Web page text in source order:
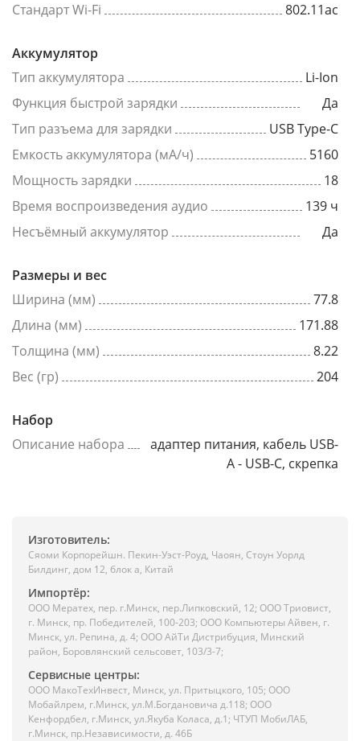
Стандарт Wi-Fi
802.11ac
Аккумулятор
Тип аккумулятора
Li-Ion
Функция быстрой зарядки
Да
Тип разъема для зарядки
USB Type-C
Емкость аккумулятора (мА/ч)
5160
Мощность зарядки
18
Время воспроизведения аудио
139 ч
Несъёмный аккумулятор
Да
Размеры и вес
Ширина (мм)
77.8
Длина (мм)
171.88
Толщина (мм)
8.22
Вес (гр)
204
Набор
Описание набора
адаптер питания, кабель USB-
A - USB-C, скрепка
Изготовитель:
Сяоми Корпорейшн. Пекин-Уэст-Роуд, Чаоян, Стоун Уорлд
Билдинг, дом 12, блок а, Китай
Импортёр:
ООО Мератех, пер. г.Минск, пер.Липковский, 12; ООО Триовист,
г. Минск, пр. Победителей, 100-203; ООО Компьютеры Айвен, г.
Минск, ул. Репина, д. 4; ООО АйТи Дистрибуция, Минский
район, Боровлянский сельсовет, 103/3-7;
Сервисные центры:
ООО МакоТехИнвест, Минск, ул. Притыцкого, 105; ООО
Мобайлрем, г.Минск, ул.М.Богдановича д.118; ООО
Кенфордбел, г.Минск, ул.Якуба Коласа, д.1; ЧТУП МобиЛАБ,
г.Минск, пр.Независимости, д. 46Б